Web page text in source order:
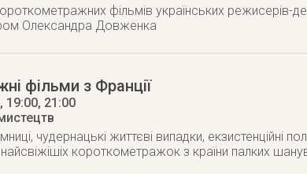
фільмів українських режисерів-
Олександра Довженка
фільми з Франції
, 19:00, 21:00
чудернацькі життєві випадки, екзистенційні
найсвіжішіх короткометражок з країни палких